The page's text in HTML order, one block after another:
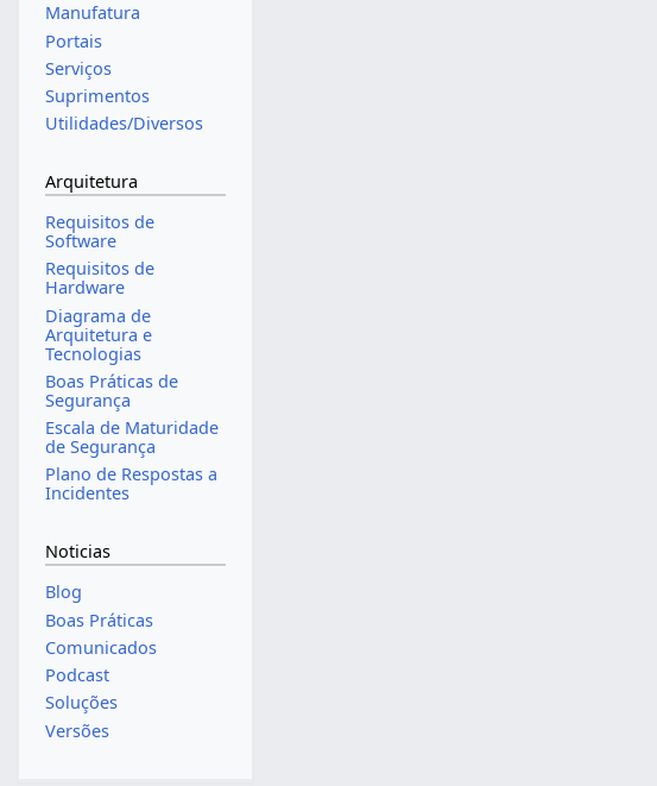
Manufatura
Portais
Serviços
Suprimentos
Utilidades/Diversos
Arquitetura
Requisitos de
Software
Requisitos de
Hardware
Diagrama de
Arquitetura e
Tecnologias
Boas Práticas de
Segurança
Escala de Maturidade
de Segurança
Plano de Respostas a
Incidentes
Noticias
Blog
Boas Práticas
Comunicados
Podcast
Soluções
Versões